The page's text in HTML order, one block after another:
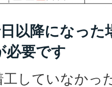
以降になった
必要です
工していなかっ